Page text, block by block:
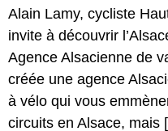
Alain Lamy, cycliste
invite à découvrir
Agence Alsacienne de
créée une agence
à vélo qui vous
circuits en Alsace, mais